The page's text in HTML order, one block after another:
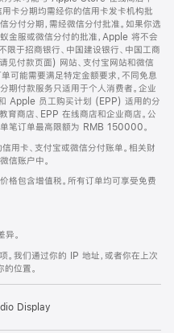
卡分期均需经你的信用卡发卡机构批
分付分期，需经微信分付批准。如果你选
金服或微信分付的批准，Apple 将不会
于招商银行、中国建设银行、中国工商
见付款页面) 网站、支付宝网站和微信
可能需要满足特定金额要求，不同免息
期付款服务只适用于个人消费者。企业
Apple 员工购买计划 (EPP) 适用的分
育商店、EPP 在线商店和企业商店。公
笔订单最高限额为 RMB 150000。
用卡、支付宝或微信分付账单。相关财
信账户中。
格包含增值税。所有订单均可享受免费
。
。我们通过你的 IP 地址，或者你在上次
位置。
Display